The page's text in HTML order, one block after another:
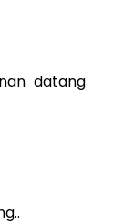
datang